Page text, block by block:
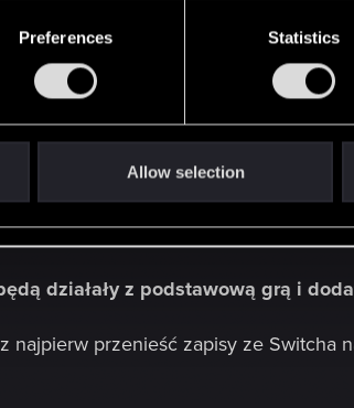
Preferences Statistics
Allow selection
Edycji Kompletnej z kartridżem,
możliwość ponownego pobrania
i postanowisz usunąć ją ze swojej
eShop.
działały z podstawową grą i
najpierw przenieść zapisy ze